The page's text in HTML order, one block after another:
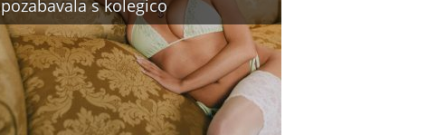
pozabavala s kolegico